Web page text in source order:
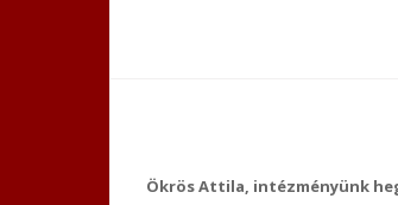
Ökrös Attila, intézményünk